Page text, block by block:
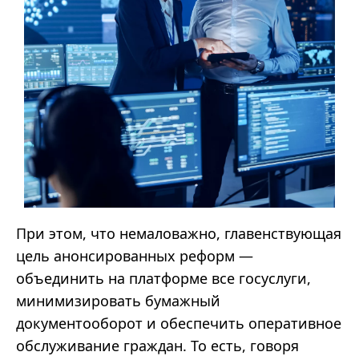
При этом, что немаловажно, главенствующая
цель анонсированных реформ —
объединить на платформе все госуслуги,
минимизировать бумажный
документооборот и обеспечить оперативное
обслуживание граждан. То есть, говоря